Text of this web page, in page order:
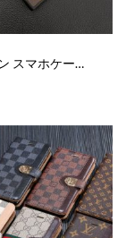
ルイヴィトン スマホケース ギャラクシー ルイ ヴィトン スマホケース アンドロイド galaxy スマホケース ハイブランド 安い galaxy s23/s23ultra ケース スーパーコピー